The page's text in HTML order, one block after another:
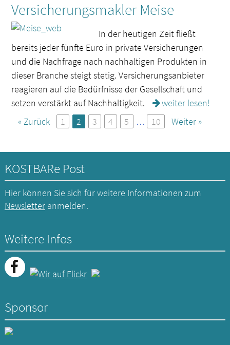
Versicherungsmakler Meise
In der heutigen Zeit fließt
bereits jeder fünfte Euro in private Versicherungen
und die Nachfrage nach nachhaltigen Produkten in
dieser Branche steigt stetig. Versicherungsanbieter
reagieren auf die Bedürfnisse der Gesellschaft und
setzen verstärkt auf Nachhaltigkeit.
weiter lesen!
« Zurück
1 2 3 4 5 … 10 Weiter »
KOSTBARe Post
Hier können Sie sich für weitere Informationen zum
Newsletteranmelden.
Weitere Infos
Sponsor